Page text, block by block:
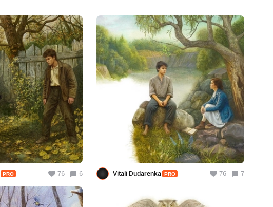
PRO 76 6 Vitali Dudarenka PRO 76 7